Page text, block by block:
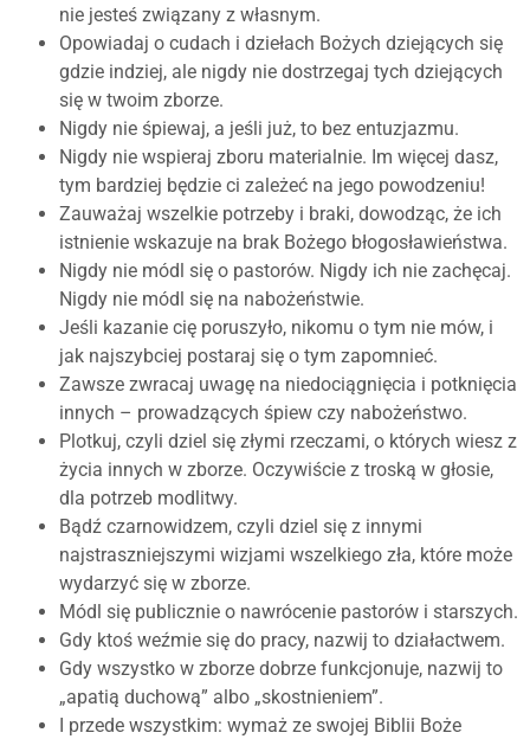
nie jesteś związany z własnym.
Opowiadaj o cudach i dziełach Bożych dziejących się
gdzie indziej, ale nigdy nie dostrzegaj tych dziejących
się w twoim zborze.
Nigdy nie śpiewaj, a jeśli już, to bez entuzjazmu.
Nigdy nie wspieraj zboru materialnie. Im więcej dasz,
tym bardziej będzie ci zależeć na jego powodzeniu!
Zauważaj wszelkie potrzeby i braki, dowodząc, że ich
istnienie wskazuje na brak Bożego błogosławieństwa.
Nigdy nie módl się o pastorów. Nigdy ich nie zachęcaj.
Nigdy nie módl się na nabożeństwie.
Jeśli kazanie cię poruszyło, nikomu o tym nie mów, i
jak najszybciej postaraj się o tym zapomnieć.
Zawsze zwracaj uwagę na niedociągnięcia i potknięcia
innych – prowadzących śpiew czy nabożeństwo.
Plotkuj, czyli dziel się złymi rzeczami, o których wiesz z
życia innych w zborze. Oczywiście z troską w głosie,
dla potrzeb modlitwy.
Bądź czarnowidzem, czyli dziel się z innymi
najstraszniejszymi wizjami wszelkiego zła, które może
wydarzyć się w zborze.
Módl się publicznie o nawrócenie pastorów i starszych.
Gdy ktoś weźmie się do pracy, nazwij to działactwem.
Gdy wszystko w zborze dobrze funkcjonuje, nazwij to
„apatią duchową” albo „skostnieniem”.
I przede wszystkim: wymaż ze swojej Biblii Boże